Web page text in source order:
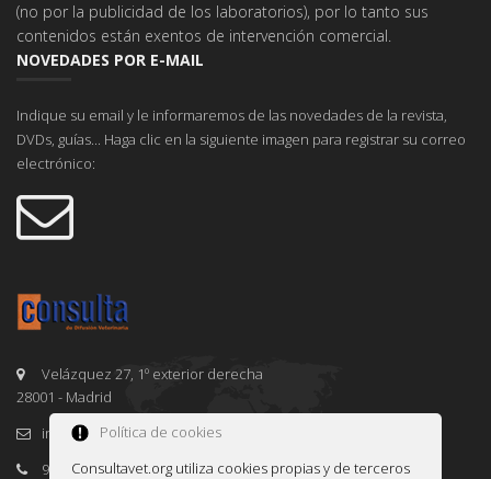
(no por la publicidad de los laboratorios), por lo tanto sus
contenidos están exentos de intervención comercial.
NOVEDADES POR E-MAIL
Indique su email y le informaremos de las novedades de la revista,
DVDs, guías... Haga clic en la siguiente imagen para registrar su correo
electrónico:
Velázquez 27, 1º exterior derecha
28001 - Madrid
info@consultavet.org
91 995 38 25
Política de cookies
Consultavet.org utiliza cookies propias y de terceros